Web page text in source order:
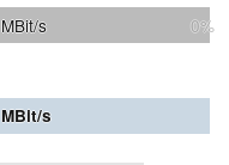
MBit/s 0%
MBit/s